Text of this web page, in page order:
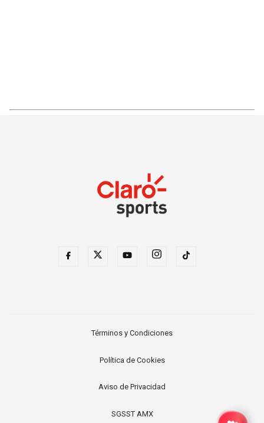
Términos y Condiciones
Política de Cookies
Aviso de Privacidad
SGSST AMX